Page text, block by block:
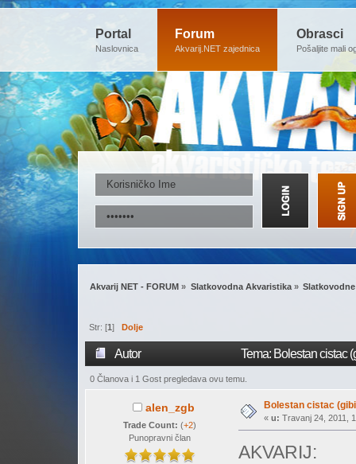
Portal
Naslovnica
Forum
Akvarij.NET zajednica
Obrasci
Pošaljite mali
Akvarij NET - FORUM » Slatkovodna Akvaristika»
Str: [1] Dolje
Autor Tema: Bolestan cistac
0 Članova i 1 Gost pregledava ovu temu.
alen_zgb
Trade Count: (+2)
Punopravni član
Bolestan cistac
« u: Travanj 24, 2011,
AKVARIJ: